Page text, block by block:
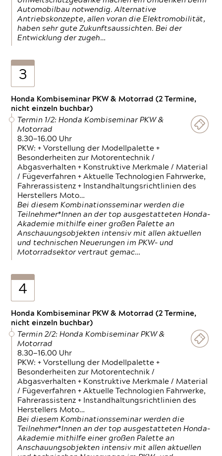
Automobilbau notwendig. Alternative
Antriebskonzepte, allen voran die Elektromobilität,
haben sehr gute Zukunftsaussichten. Bei der
Entwicklung der zugeh…
3
Honda Kombiseminar PKW & Motorrad (2 Termine,
nicht einzeln buchbar)
Termin 1/2: Honda Kombiseminar PKW &
Motorrad
8.30—16.00 Uhr
PKW: + Vorstellung der Modellpalette +
Besonderheiten zur Motorentechnik /
Abgasverhalten + Konstruktive Merkmale / Material
/ Fügeverfahren + Aktuelle Technologien Fahrwerke,
Fahrerassistenz + Instandhaltungsrichtlinien des
Herstellers Moto…
Bei diesem Kombinationsseminar werden die
Teilnehmer*Innen an der top ausgestatteten Honda-
Akademie mithilfe einer großen Palette an
Anschauungsobjekten intensiv mit allen aktuellen
und technischen Neuerungen im PKW- und
Motorradsektor vertraut gemac…
4
Honda Kombiseminar PKW & Motorrad (2 Termine,
nicht einzeln buchbar)
Termin 2/2: Honda Kombiseminar PKW &
Motorrad
8.30—16.00 Uhr
PKW: + Vorstellung der Modellpalette +
Besonderheiten zur Motorentechnik /
Abgasverhalten + Konstruktive Merkmale / Material
/ Fügeverfahren + Aktuelle Technologien Fahrwerke,
Fahrerassistenz + Instandhaltungsrichtlinien des
Herstellers Moto…
Bei diesem Kombinationsseminar werden die
Teilnehmer*Innen an der top ausgestatteten Honda-
Akademie mithilfe einer großen Palette an
Anschauungsobjekten intensiv mit allen aktuellen